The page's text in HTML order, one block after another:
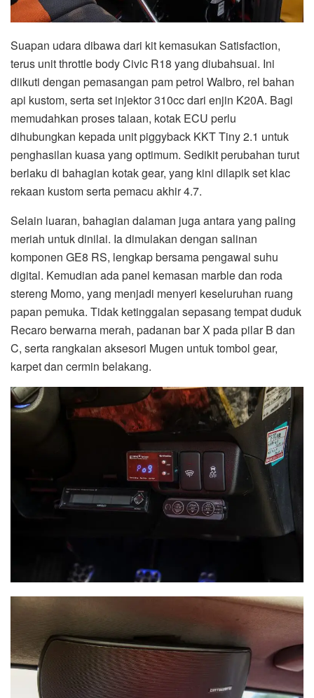
Suapan udara dibawa dari kit kemasukan Satisfaction,
terus unit throttle body Civic R18 yang diubahsuai. Ini
diikuti dengan pemasangan pam petrol Walbro, rel bahan
api kustom, serta set injektor 310cc dari enjin K20A. Bagi
memudahkan proses talaan, kotak ECU perlu
dihubungkan kepada unit piggyback KKT Tiny 2.1 untuk
penghasilan kuasa yang optimum. Sedikit perubahan turut
berlaku di bahagian kotak gear, yang kini dilapik set klac
rekaan kustom serta pemacu akhir 4.7.
Selain luaran, bahagian dalaman juga antara yang paling
meriah untuk dinilai. Ia dimulakan dengan salinan
komponen GE8 RS, lengkap bersama pengawal suhu
digital. Kemudian ada panel kemasan marble dan roda
stereng Momo, yang menjadi menyeri keseluruhan ruang
papan pemuka. Tidak ketinggalan sepasang tempat duduk
Recaro berwarna merah, padanan bar X pada pilar B dan
C, serta rangkaian aksesori Mugen untuk tombol gear,
karpet dan cermin belakang.